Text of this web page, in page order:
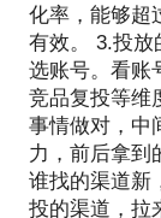
化率，能够超
有效。 3.投放
选账号。看账
竞品复投等维
事情做对，中
力，前后拿到
谁找的渠道新
投的渠道，拉